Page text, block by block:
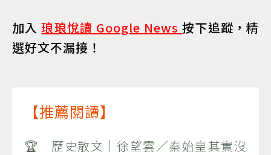
加入琅琅悅讀 Google News按下追蹤，精
選好文不漏接！
【推薦閱讀】
🏆 歷史散文｜徐望雲／秦始皇其實沒